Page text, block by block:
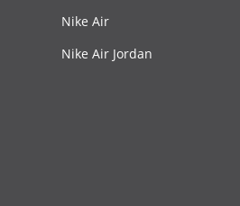
Nike Air
Nike Air Jordan